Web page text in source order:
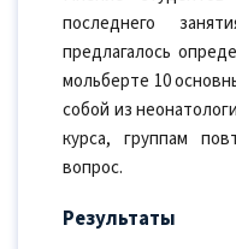
последнего
предлагалось
мольберте 10
собой из
курса, группам
вопрос.
Результаты